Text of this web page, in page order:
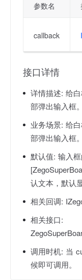
参数名
callback
接口详情
详情描述: 给
部弹出输入框。
业务场景: 给
部弹出输入框。
默认值: 输入
认文本，默认
相关回调:
相关接口:
调用时机: 当
候即可调用。